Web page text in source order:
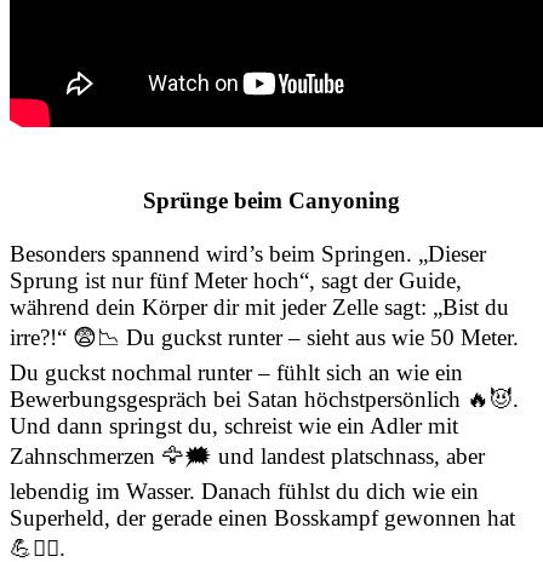
Sprünge beim Canyoning
Besonders spannend wird’s beim Springen. „Dieser
Sprung ist nur fünf Meter hoch“, sagt der Guide,
während dein Körper dir mit jeder Zelle sagt: „Bist du
irre?!“ 😨📉 Du guckst runter – sieht aus wie 50 Meter.
Du guckst nochmal runter – fühlt sich an wie ein
Bewerbungsgespräch bei Satan höchstpersönlich 🔥😈.
Und dann springst du, schreist wie ein Adler mit
Zahnschmerzen 🦅🗯️ und landest platschnass, aber
lebendig im Wasser. Danach fühlst du dich wie ein
Superheld, der gerade einen Bosskampf gewonnen hat
💪🦸‍♂️.